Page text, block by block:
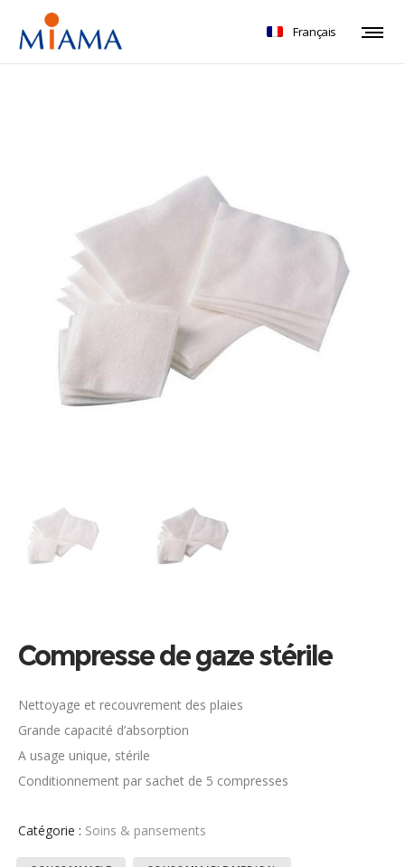
Français
Compresse de gaze stérile
Nettoyage et recouvrement des plaies
Grande capacité d’absorption
A usage unique, stérile
Conditionnement par sachet de 5 compresses
Catégorie : Soins & pansements